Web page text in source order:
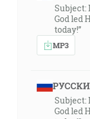
Subject:
God led
today!”
MP3
Subject:
God led